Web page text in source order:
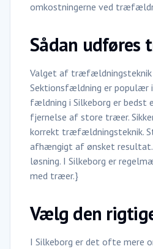
omkostningerne ved
Sådan
Valget af træfældningsteknik
Sektionsfældning er populær
fældning i Silkeborg er bedst
fjernelse af store træer.
korrekt træfældningsteknik.
afhængigt af ønsket
løsning. I Silkeborg er
med træer.}
Vælg den
I Silkeborg er det ofte mere